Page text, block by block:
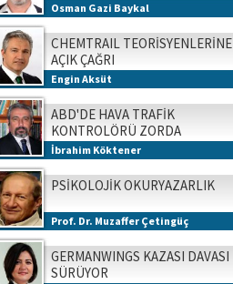
Osman Gazi Baykal
CHEMTRAIL TEORİSYENLERİNE
AÇIK ÇAĞRI
Engin Aksüt
ABD'DE HAVA TRAFİK
KONTROLÖRÜ ZORDA
İbrahim Köktener
PSİKOLOJİK OKURYAZARLIK
Prof. Dr. Muzaffer Çetingüç
GERMANWINGS KAZASI DAVASI
SÜRÜYOR